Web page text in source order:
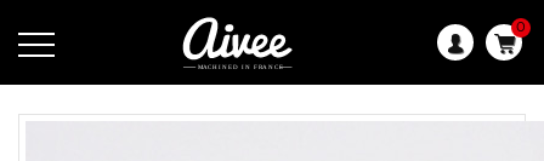
0
Langue